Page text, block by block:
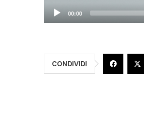
00:00
CONDIVIDI